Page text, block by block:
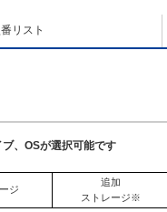
リスト
、OSが選択可能です
ジ
追加
ストレージ※